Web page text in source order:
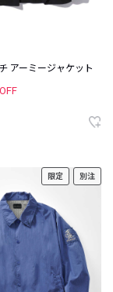
アーミージャケット
限定 別注